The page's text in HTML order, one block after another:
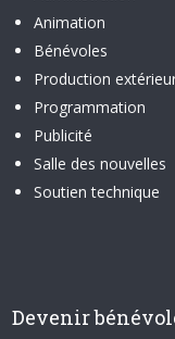
Animation
Bénévoles
Production
Programmation
Publicité
Salle des nouvelles
Soutien technique
Devenir